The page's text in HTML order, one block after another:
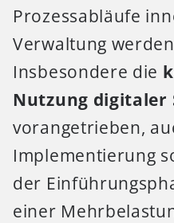
Prozessabläufe
Verwaltung
Insbesondere die
Nutzung digitaler
vorangetrieben,
Implementierung
der
einer